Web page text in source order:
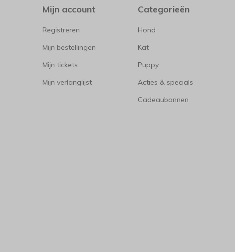
Mijn account
Registreren
Mijn bestellingen
Mijn tickets
Mijn verlanglijst
Categorieën
Hond
Kat
Puppy
Acties & specials
Cadeaubonnen